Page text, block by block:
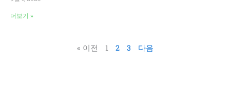
더보기 »
« 이전 1 2 3 다음